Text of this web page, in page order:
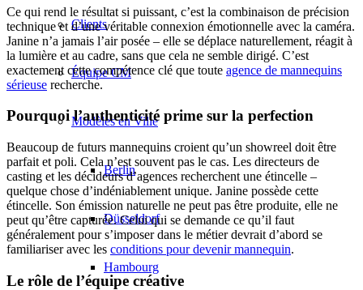
Clients
Équipe CM
Modèles en Ville
Berlin
Düsseldorf
Hambourg
Ce qui rend le résultat si puissant, c’est la combinaison de précision
technique et d’une véritable connexion émotionnelle avec la caméra.
Janine n’a jamais l’air posée – elle se déplace naturellement, réagit à
la lumière et au cadre, sans que cela ne semble dirigé. C’est
exactement cette compétence clé que toute agence de mannequins
sérieuse recherche.
Pourquoi l’authenticité prime sur la perfection
Beaucoup de futurs mannequins croient qu’un showreel doit être
parfait et poli. Cela n’est souvent pas le cas. Les directeurs de
casting et les décideurs d’agences recherchent une étincelle –
quelque chose d’indéniablement unique. Janine possède cette
étincelle. Son émission naturelle ne peut pas être produite, elle ne
peut qu’être capturée. Celui qui se demande ce qu’il faut
généralement pour s’imposer dans le métier devrait d’abord se
familiariser avec les conditions pour devenir mannequin.
Le rôle de l’équipe créative